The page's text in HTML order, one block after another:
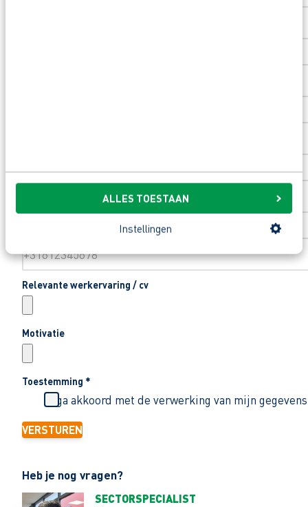
ALLES TOESTAAN
Instellingen
Email*
Relevante werkervaring / cv
Motivatie
Toestemming *
Ik ga akkoord met de verwerking van mijn
VERSTUREN
Heb je nog vragen?
SECTORSPECIALIST